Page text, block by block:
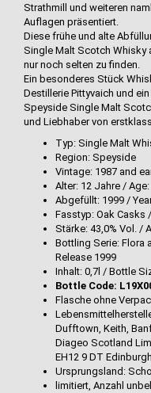
Strathmill und weiteren
Auflagen präsentiert.
Diese frühe und alte
Single Malt Scotch Whisky
nur noch selten zu finden.
Ein besonderes Stück
Destillerie Pittyvaich und
Speyside Single Malt
und Liebhaber von
Typ: Single Malt
Region: Speyside
Vintage: 1987 and
Alter: 12 Jahre /
Abgefüllt: 1999 /
Fasstyp: Oak Casks
Stärke: 43,0% Vol. /
Bottling Serie: Flora
Release 1999
Inhalt: 0,7l / Bottle
Bottle Code:
Flasche ohne
Dufftown, Keith,
Diageo Scotland
EH12 9 DT Edinburgh
Ursprungsland:
limitiert, Anzahl